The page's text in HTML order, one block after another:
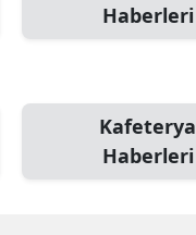
Haberleri
Kafeterya
Haberleri